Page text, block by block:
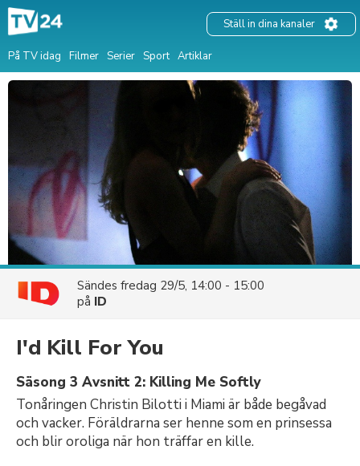
På TV idag Filmer Serier Sport Artiklar
Ställ in dina kanaler
Sändes fredag 29/5, 14:00 - 15:00
på ID
I'd Kill For You
Säsong 3 Avsnitt 2: Killing Me Softly
Tonåringen Christin Bilotti i Miami är både begåvad
och vacker. Föräldrarna ser henne som en prinsessa
och blir oroliga när hon träffar en kille.